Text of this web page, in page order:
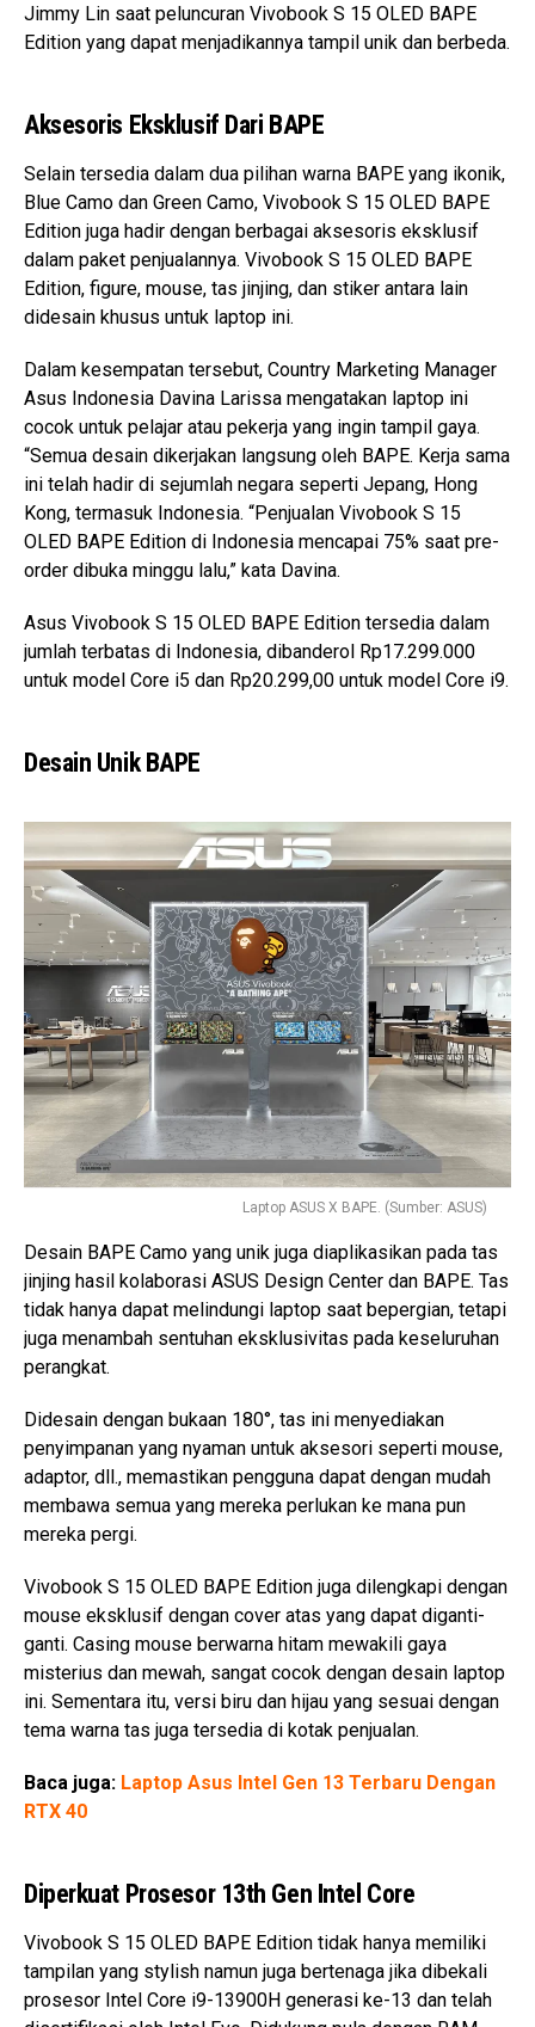
Jimmy Lin saat peluncuran Vivobook S 15 OLED BAPE
Edition yang dapat menjadikannya tampil unik dan berbeda.
Aksesoris Eksklusif Dari BAPE
Selain tersedia dalam dua pilihan warna BAPE yang ikonik,
Blue Camo dan Green Camo, Vivobook S 15 OLED BAPE
Edition juga hadir dengan berbagai aksesoris eksklusif
dalam paket penjualannya. Vivobook S 15 OLED BAPE
Edition, figure, mouse, tas jinjing, dan stiker antara lain
didesain khusus untuk laptop ini.
Dalam kesempatan tersebut, Country Marketing Manager
Asus Indonesia Davina Larissa mengatakan laptop ini
cocok untuk pelajar atau pekerja yang ingin tampil gaya.
“Semua desain dikerjakan langsung oleh BAPE. Kerja sama
ini telah hadir di sejumlah negara seperti Jepang, Hong
Kong, termasuk Indonesia. “Penjualan Vivobook S 15
OLED BAPE Edition di Indonesia mencapai 75% saat pre-
order dibuka minggu lalu,” kata Davina.
Asus Vivobook S 15 OLED BAPE Edition tersedia dalam
jumlah terbatas di Indonesia, dibanderol Rp17.299.000
untuk model Core i5 dan Rp20.299,00 untuk model Core i9.
Desain Unik BAPE
Laptop ASUS X BAPE. (Sumber: ASUS)
Desain BAPE Camo yang unik juga diaplikasikan pada tas
jinjing hasil kolaborasi ASUS Design Center dan BAPE. Tas
tidak hanya dapat melindungi laptop saat bepergian, tetapi
juga menambah sentuhan eksklusivitas pada keseluruhan
perangkat.
Didesain dengan bukaan 180°, tas ini menyediakan
penyimpanan yang nyaman untuk aksesori seperti mouse,
adaptor, dll., memastikan pengguna dapat dengan mudah
membawa semua yang mereka perlukan ke mana pun
mereka pergi.
Vivobook S 15 OLED BAPE Edition juga dilengkapi dengan
mouse eksklusif dengan cover atas yang dapat diganti-
ganti. Casing mouse berwarna hitam mewakili gaya
misterius dan mewah, sangat cocok dengan desain laptop
ini. Sementara itu, versi biru dan hijau yang sesuai dengan
tema warna tas juga tersedia di kotak penjualan.
Baca juga: Laptop Asus Intel Gen 13 Terbaru Dengan
RTX 40
Diperkuat Prosesor 13th Gen Intel Core
Vivobook S 15 OLED BAPE Edition tidak hanya memiliki
tampilan yang stylish namun juga bertenaga jika dibekali
prosesor Intel Core i9-13900H generasi ke-13 dan telah